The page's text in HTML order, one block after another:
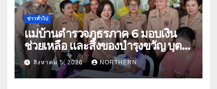
ข่าวทั่วไป
แม่บ้านตำรวจภูธรภาค 6 มอบเงิน
ช่วยเหลือ และสิ่งของบำรุงขวัญ บุตร-
ธิดา ข้าราชการตำรวจจังหวัด
อุทัยธานี
สิงหาคม 5, 2026 NORTHERN